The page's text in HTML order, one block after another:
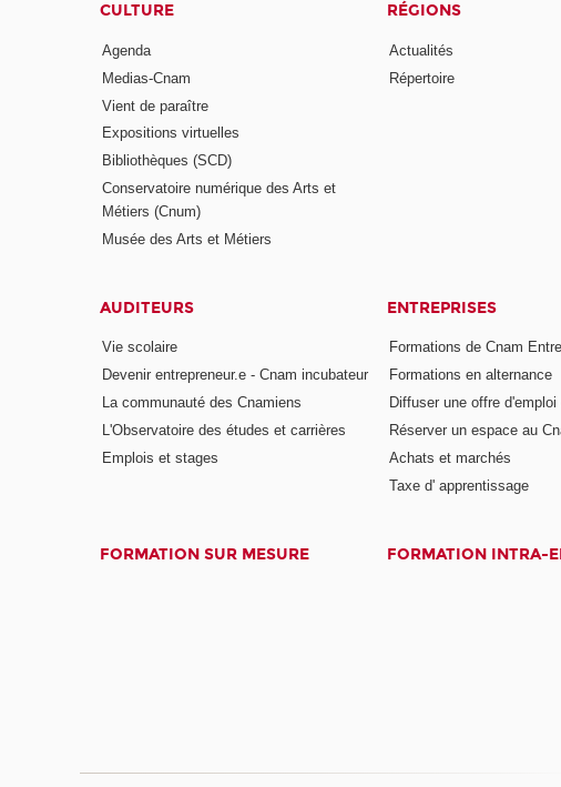
CULTURE
Agenda
Medias-Cnam
Vient de paraître
Expositions virtuelles
Bibliothèques (SCD)
Conservatoire numérique des Arts et
Métiers (Cnum)
Musée des Arts et Métiers
RÉGIONS
Actualités
Répertoire
AUDITEURS
Vie scolaire
Devenir entrepreneur.e - Cnam incubateur
La communauté des Cnamiens
L'Observatoire des études et carrières
Emplois et stages
ENTREPRISES
Formations de Cnam
Formations en alternance
Diffuser une offre
Réserver un espace au
Achats et marchés
Taxe d' apprentissage
FORMATION SUR MESURE FORMATION INTRA-